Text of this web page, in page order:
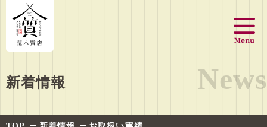
新着情報 News